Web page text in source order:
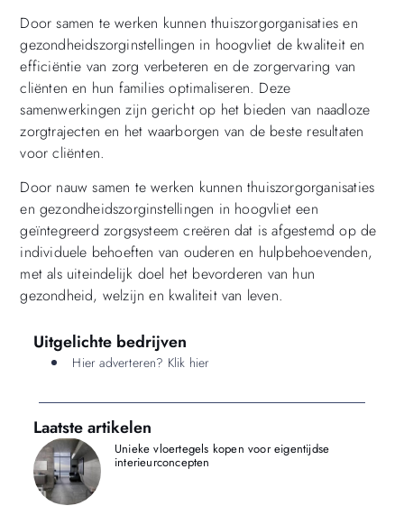
Door samen te werken kunnen thuiszorgorganisaties en
gezondheidszorginstellingen in hoogvliet de kwaliteit en
efficiëntie van zorg verbeteren en de zorgervaring van
cliënten en hun families optimaliseren. Deze
samenwerkingen zijn gericht op het bieden van naadloze
zorgtrajecten en het waarborgen van de beste resultaten
voor cliënten.
Door nauw samen te werken kunnen thuiszorgorganisaties
en gezondheidszorginstellingen in hoogvliet een
geïntegreerd zorgsysteem creëren dat is afgestemd op de
individuele behoeften van ouderen en hulpbehoevenden,
met als uiteindelijk doel het bevorderen van hun
gezondheid, welzijn en kwaliteit van leven.
Uitgelichte bedrijven
Hier adverteren? Klik hier
Laatste artikelen
Unieke vloertegels kopen voor eigentijdse
interieurconcepten